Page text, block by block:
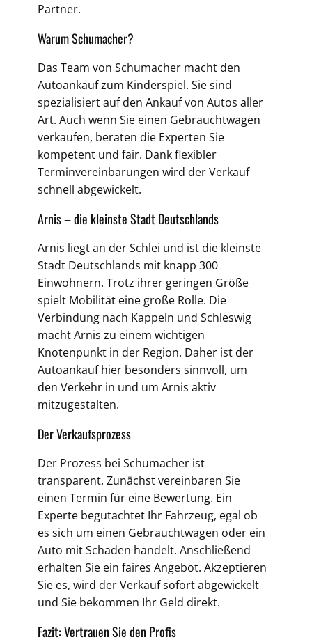
Partner.
Warum Schumacher?
Das Team von Schumacher macht den
Autoankauf zum Kinderspiel. Sie sind
spezialisiert auf den Ankauf von Autos aller
Art. Auch wenn Sie einen Gebrauchtwagen
verkaufen, beraten die Experten Sie
kompetent und fair. Dank flexibler
Terminvereinbarungen wird der Verkauf
schnell abgewickelt.
Arnis – die kleinste Stadt Deutschlands
Arnis liegt an der Schlei und ist die kleinste
Stadt Deutschlands mit knapp 300
Einwohnern. Trotz ihrer geringen Größe
spielt Mobilität eine große Rolle. Die
Verbindung nach Kappeln und Schleswig
macht Arnis zu einem wichtigen
Knotenpunkt in der Region. Daher ist der
Autoankauf hier besonders sinnvoll, um
den Verkehr in und um Arnis aktiv
mitzugestalten.
Der Verkaufsprozess
Der Prozess bei Schumacher ist
transparent. Zunächst vereinbaren Sie
einen Termin für eine Bewertung. Ein
Experte begutachtet Ihr Fahrzeug, egal ob
es sich um einen Gebrauchtwagen oder ein
Auto mit Schaden handelt. Anschließend
erhalten Sie ein faires Angebot. Akzeptieren
Sie es, wird der Verkauf sofort abgewickelt
und Sie bekommen Ihr Geld direkt.
Fazit: Vertrauen Sie den Profis